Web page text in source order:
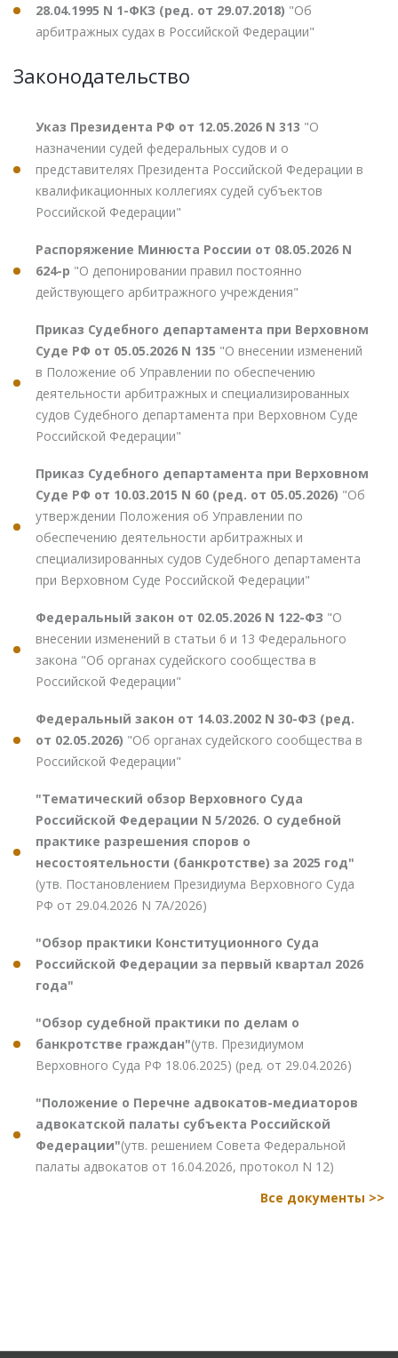
28.04.1995 N 1-ФКЗ (ред. от 29.07.2018) "Об
арбитражных судах в Российской Федерации"
Законодательство
Указ Президента РФ от 12.05.2026 N 313 "О
назначении судей федеральных судов и о
представителях Президента Российской Федерации в
квалификационных коллегиях судей субъектов
Российской Федерации"
Распоряжение Минюста России от 08.05.2026 N
624-р "О депонировании правил постоянно
действующего арбитражного учреждения"
Приказ Судебного департамента при Верховном
Суде РФ от 05.05.2026 N 135 "О внесении изменений
в Положение об Управлении по обеспечению
деятельности арбитражных и специализированных
судов Судебного департамента при Верховном Суде
Российской Федерации"
Приказ Судебного департамента при Верховном
Суде РФ от 10.03.2015 N 60 (ред. от 05.05.2026) "Об
утверждении Положения об Управлении по
обеспечению деятельности арбитражных и
специализированных судов Судебного департамента
при Верховном Суде Российской Федерации"
Федеральный закон от 02.05.2026 N 122-ФЗ "О
внесении изменений в статьи 6 и 13 Федерального
закона "Об органах судейского сообщества в
Российской Федерации"
Федеральный закон от 14.03.2002 N 30-ФЗ (ред.
от 02.05.2026) "Об органах судейского сообщества в
Российской Федерации"
"Тематический обзор Верховного Суда
Российской Федерации N 5/2026. О судебной
практике разрешения споров о
несостоятельности (банкротстве) за 2025 год"
(утв. Постановлением Президиума Верховного Суда
РФ от 29.04.2026 N 7А/2026)
"Обзор практики Конституционного Суда
Российской Федерации за первый квартал 2026
года"
"Обзор судебной практики по делам о
банкротстве граждан"(утв. Президиумом
Верховного Суда РФ 18.06.2025) (ред. от 29.04.2026)
"Положение о Перечне адвокатов-медиаторов
адвокатской палаты субъекта Российской
Федерации"(утв. решением Совета Федеральной
палаты адвокатов от 16.04.2026, протокол N 12)
Все документы >>